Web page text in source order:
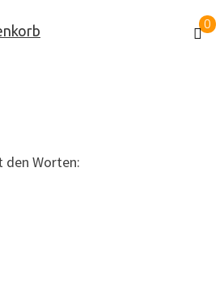
0
den Worten: